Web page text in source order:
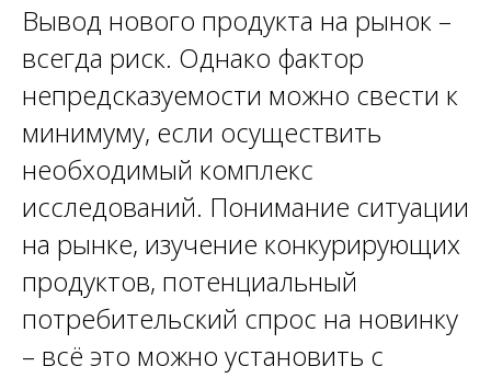
Вывод нового продукта на рынок –
всегда риск. Однако фактор
непредсказуемости можно свести к
минимуму, если осуществить
необходимый комплекс
исследований. Понимание ситуации
на рынке, изучение конкурирующих
продуктов, потенциальный
потребительский спрос на новинку
– всё это можно установить с